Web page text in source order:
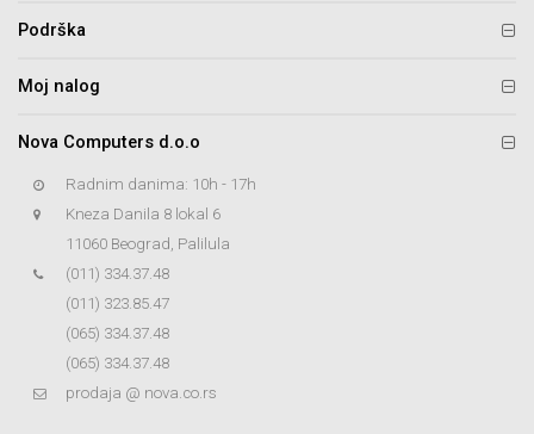
Podrška
Moj nalog
Nova Computers d.o.o
Radnim danima: 10h - 17h
Kneza Danila 8 lokal 6
11060 Beograd, Palilula
(011) 334.37.48
(011) 323.85.47
(065) 334.37.48
(065) 334.37.48
prodaja @ nova.co.rs